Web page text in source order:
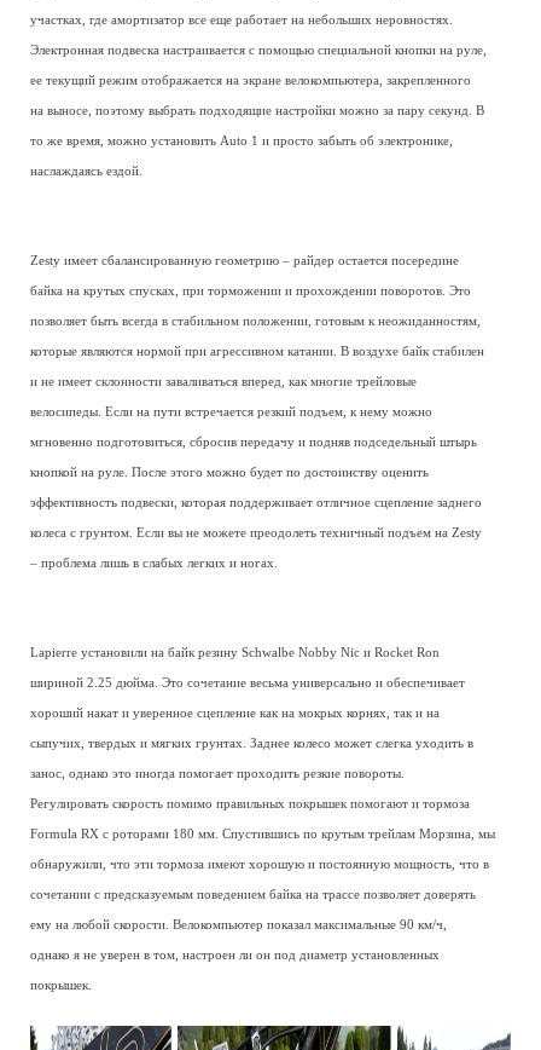
участках, где амортизатор все еще работает на небольших неровностях.
Электронная подвеска настраивается с помощью специальной кнопки на руле,
ее текущий режим отображается на экране велокомпьютера, закрепленного
на выносе, поэтому выбрать подходящие настройки можно за пару секунд. В
то же время, можно установить Auto 1 и просто забыть об электронике,
наслаждаясь ездой.
Zesty имеет сбалансированную геометрию – райдер остается посередине
байка на крутых спусках, при торможении и прохождении поворотов. Это
позволяет быть всегда в стабильном положении, готовым к неожиданностям,
которые являются нормой при агрессивном катании. В воздухе байк стабилен
и не имеет склонности заваливаться вперед, как многие трейловые
велосипеды. Если на пути встречается резкий подъем, к нему можно
мгновенно подготовиться, сбросив передачу и подняв подседельный штырь
кнопкой на руле. После этого можно будет по достоинству оценить
эффективность подвески, которая поддерживает отличное сцепление заднего
колеса с грунтом. Если вы не можете преодолеть техничный подъем на Zesty
– проблема лишь в слабых легких и ногах.
Lapierre установили на байк резину Schwalbe Nobby Nic и Rocket Ron
шириной 2.25 дюйма. Это сочетание весьма универсально и обеспечивает
хороший накат и уверенное сцепление как на мокрых корнях, так и на
сыпучих, твердых и мягких грунтах. Заднее колесо может слегка уходить в
занос, однако это иногда помогает проходить резкие повороты.
Регулировать скорость помимо правильных покрышек помогают и тормоза
Formula RX с роторами 180 мм. Спустившись по крутым трейлам Морзина, мы
обнаружили, что эти тормоза имеют хорошую и постоянную мощность, что в
сочетании с предсказуемым поведением байка на трассе позволяет доверять
ему на любой скорости. Велокомпьютер показал максимальные 90 км/ч,
однако я не уверен в том, настроен ли он под диаметр установленных
покрышек.